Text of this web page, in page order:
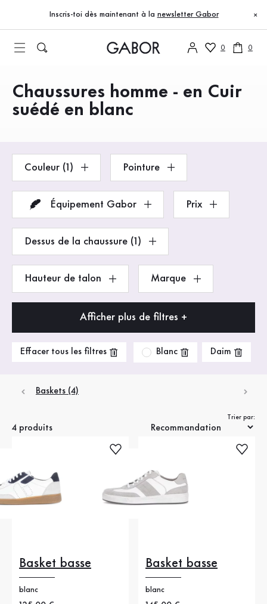
Accéder au contenu principal
Accéder à la table des matières
Accéder à la navigation principale
Inscris-toi dès maintenant à la newsletter Gabor ×
0 0
Produits
Chaussures homme - en Cuir
suédé en blanc
Couleur (1) Pointure
Équipement Gabor Prix
Dessus de la chaussure (1)
Hauteur de talon Marque
Afficher plus de filtres +
Effacer tous les filtres Blanc Daim
Baskets (4)
4 produits
Trier par:
Basket basse
blanc
Basket basse
blanc